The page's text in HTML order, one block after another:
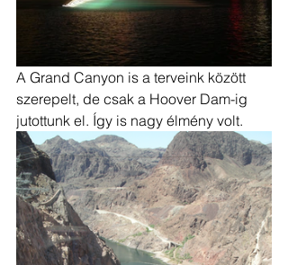
A Grand Canyon is a terveink között
szerepelt, de csak a Hoover Dam-ig
jutottunk el. Így is nagy élmény volt.